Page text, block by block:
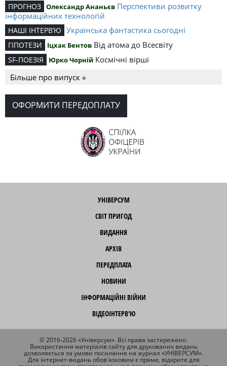
ПРОГНОЗ Олександр Ананьєв Перспективи розвитку
інформаційних технологій
НАШІ ІНТЕРВ’Ю Українська фантастика сьогодні
ГІПОТЕЗИ Іцхак Бентов Від атома до Всесвіту
SF-ПОЕЗІЯ Юрко Чорній Космічні вірші
Більше про випуск »
ОФОРМИТИ ПЕРЕДОПЛАТУ
УНІВЕРСУМ
СВІТ ПРИГОД
ВИДАННЯ
АРХІВ
ПЕРЕДПЛАТА
НОВИНИ
ІНФОРМАЦІЙНІ ВІЙНИ
ВІДЕОІНТЕРВ'Ю
© 2016-2026 «Універсум». Всі права застережено.
Використання матеріалів сайту для друкованих видань
дозволяється за умови посилання на журнал «УНІВЕРСУМ».
Для інтернет-видань обов'язковим є пряме, відкрите для